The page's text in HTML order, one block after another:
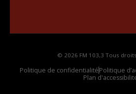
© 2026 FM 103,3 Tous
Politique de confidentialitéPolitique
Plan